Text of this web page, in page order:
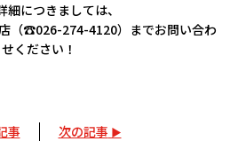
細につきましては、
（☎026-274-4120）までお問い合わ
せください！
事 次の記事